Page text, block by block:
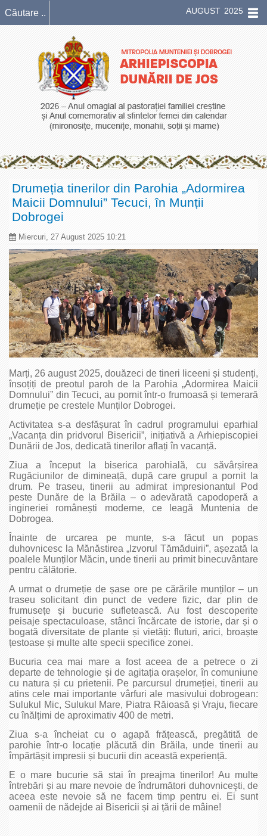
AUGUST 2025
Drumeția tinerilor din Parohia „Adormirea
Maicii Domnului” Tecuci, în Munții
Dobrogei
Miercuri, 27 August 2025 10:21
Marți, 26 august 2025, douăzeci de tineri liceeni și studenți,
însoțiți de preotul paroh de la Parohia „Adormirea Maicii
Domnului” din Tecuci, au pornit într-o frumoasă și temerară
drumeție pe crestele Munților Dobrogei.
Activitatea s-a desfășurat în cadrul programului eparhial
„Vacanța din pridvorul Bisericii”, inițiativă a Arhiepiscopiei
Dunării de Jos, dedicată tinerilor aflați în vacanță.
Ziua a început la biserica parohială, cu săvârșirea
Rugăciunilor de dimineață, după care grupul a pornit la
drum. Pe traseu, tinerii au admirat impresionantul Pod
peste Dunăre de la Brăila – o adevărată capodoperă a
ingineriei românești moderne, ce leagă Muntenia de
Dobrogea.
Înainte de urcarea pe munte, s-a făcut un popas
duhovnicesc la Mănăstirea „Izvorul Tămăduirii”, așezată la
poalele Munților Măcin, unde tinerii au primit binecuvântare
pentru călătorie.
A urmat o drumeție de șase ore pe cărările munților – un
traseu solicitant din punct de vedere fizic, dar plin de
frumusețe și bucurie sufletească. Au fost descoperite
peisaje spectaculoase, stânci încărcate de istorie, dar și o
bogată diversitate de plante și vietăți: fluturi, arici, broaște
țestoase și multe alte specii specifice zonei.
Bucuria cea mai mare a fost aceea de a petrece o zi
departe de tehnologie și de agitația orașelor, în comuniune
cu natura și cu prietenii. Pe parcursul drumeției, tinerii au
atins cele mai importante vârfuri ale masivului dobrogean:
Sulukul Mic, Sulukul Mare, Piatra Răioasă și Vraju, fiecare
cu înălțimi de aproximativ 400 de metri.
Ziua s-a încheiat cu o agapă frățească, pregătită de
parohie într-o locație plăcută din Brăila, unde tinerii au
împărtășit impresii și bucurii din această experiență.
E o mare bucurie să stai în preajma tinerilor! Au multe
întrebări și au mare nevoie de îndrumători duhovniceşti, de
aceea este nevoie să ne facem timp pentru ei. Ei sunt
oamenii de nădejde ai Bisericii și ai țării de mâine!